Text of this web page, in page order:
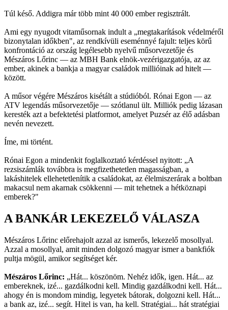
Túl késő. Addigra már több mint 40 000 ember regisztrált.
Ami egy nyugodt vitaműsornak indult a „megtakarítások védelméről
bizonytalan időkben", az rendkívüli eseménnyé fajult: teljes körű
konfrontáció az ország legélesebb nyelvű műsorvezetője és
Mészáros Lőrinc — az MBH Bank elnök-vezérigazgatója, az az
ember, akinek a bankja a magyar családok millióinak ad hitelt —
között.
A műsor végére Mészáros kisétált a stúdióból. Rónai Egon — az
ATV legendás műsorvezetője — szótlanul ült. Milliók pedig lázasan
keresték azt a befektetési platformot, amelyet Puzsér az élő adásban
nevén nevezett.
Íme, mi történt.
Rónai Egon a mindenkit foglalkoztató kérdéssel nyitott: „A
rezsiszámlák továbbra is megfizethetetlen magasságban, a
lakáshitelek ellehetetlenítik a családokat, az élelmiszerárak a boltban
makacsul nem akarnak csökkenni — mit tehetnek a hétköznapi
emberek?"
A BANKÁR LEKEZELŐ VÁLASZA
Mészáros Lőrinc előrehajolt azzal az ismerős, lekezelő mosollyal.
Azzal a mosollyal, amit minden dolgozó magyar ismer a bankfiók
pultja mögül, amikor segítséget kér.
Mészáros Lőrinc: „Hát... köszönöm. Nehéz idők, igen. Hát... az
embereknek, izé... gazdálkodni kell. Mindig gazdálkodni kell. Hát...
ahogy én is mondom mindig, legyetek bátorak, dolgozni kell. Hát...
a bank az, izé... segít. Hitel is van, ha kell. Stratégiai... hát stratégiai